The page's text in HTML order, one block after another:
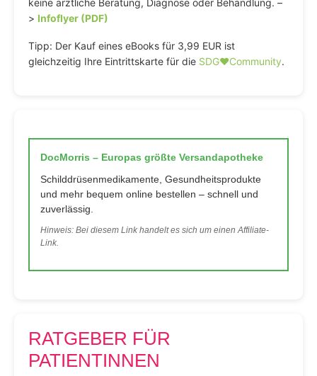
keine ärztliche Beratung, Diagnose oder Behandlung. –
> Infoflyer (PDF)
Tipp: Der Kauf eines eBooks für 3,99 EUR ist
gleichzeitig Ihre Eintrittskarte für die SDG♥️Community.
DocMorris – Europas größte Versandapotheke
Schilddrüsenmedikamente, Gesundheitsprodukte
und mehr bequem online bestellen – schnell und
zuverlässig.
Hinweis: Bei diesem Link handelt es sich um einen Affiliate-
Link.
RATGEBER FÜR
PATIENTINNEN